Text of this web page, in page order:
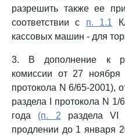
разрешить также ее
соответствии с п. 1.1
кассовых машин - для
3. В дополнение к
комиссии от 27 ноября
протокола N 6/65-2001),
раздела I протокола N
года (п. 2 раздела VI
продлении до 1 января